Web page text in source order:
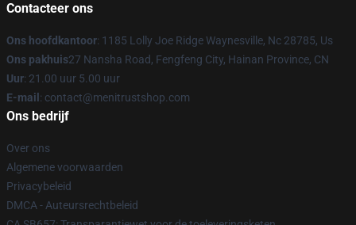
Contacteer ons
Ons hoofdkantoor: 1185 Lolly Joe Ridge Waynesville, Nc 28785, Us
Ons pakhuis27 Nansha Road, Fengfeng City, Hainan Province, CN
Uur: 21.00 uur 5.00 uur
E-mail : contact@menitrustshop.com
Ons bedrijf
Over ons
Algemene voorwaarden
Privacybeleid
DMCA - Auteursrechtbeleid